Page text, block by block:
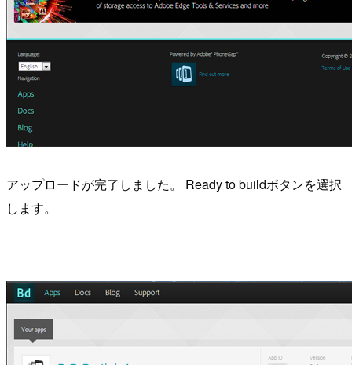
アップロードが完了しました。 Ready to buildボタンを選択
します。